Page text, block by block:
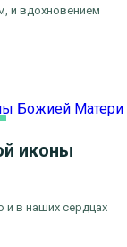
и вдохновением
иконы
и в наших сердцах